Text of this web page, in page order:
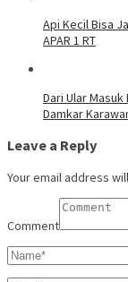
Api Kecil Bisa
APAR 1 RT
Dari Ular
Damkar
Leave a Reply
Your email address
Comment